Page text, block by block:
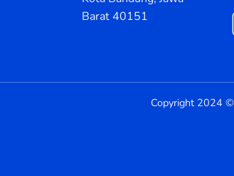
Barat 40151
Copyright 2024 ©